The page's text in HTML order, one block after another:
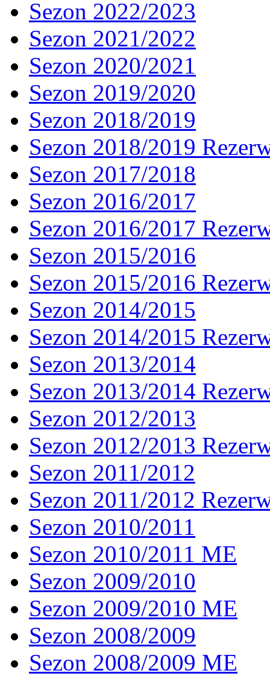
Sezon 2022/2023
Sezon 2021/2022
Sezon 2020/2021
Sezon 2019/2020
Sezon 2018/2019
Sezon 2018/2019
Sezon 2017/2018
Sezon 2016/2017
Sezon 2016/2017
Sezon 2015/2016
Sezon 2015/2016
Sezon 2014/2015
Sezon 2014/2015
Sezon 2013/2014
Sezon 2013/2014
Sezon 2012/2013
Sezon 2012/2013
Sezon 2011/2012
Sezon 2011/2012
Sezon 2010/2011
Sezon 2010/2011 ME
Sezon 2009/2010
Sezon 2009/2010 ME
Sezon 2008/2009
Sezon 2008/2009 ME